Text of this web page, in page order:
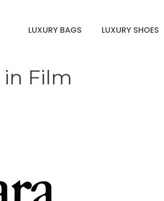
LUXURY BAGS LUXURY SHOES
in Film